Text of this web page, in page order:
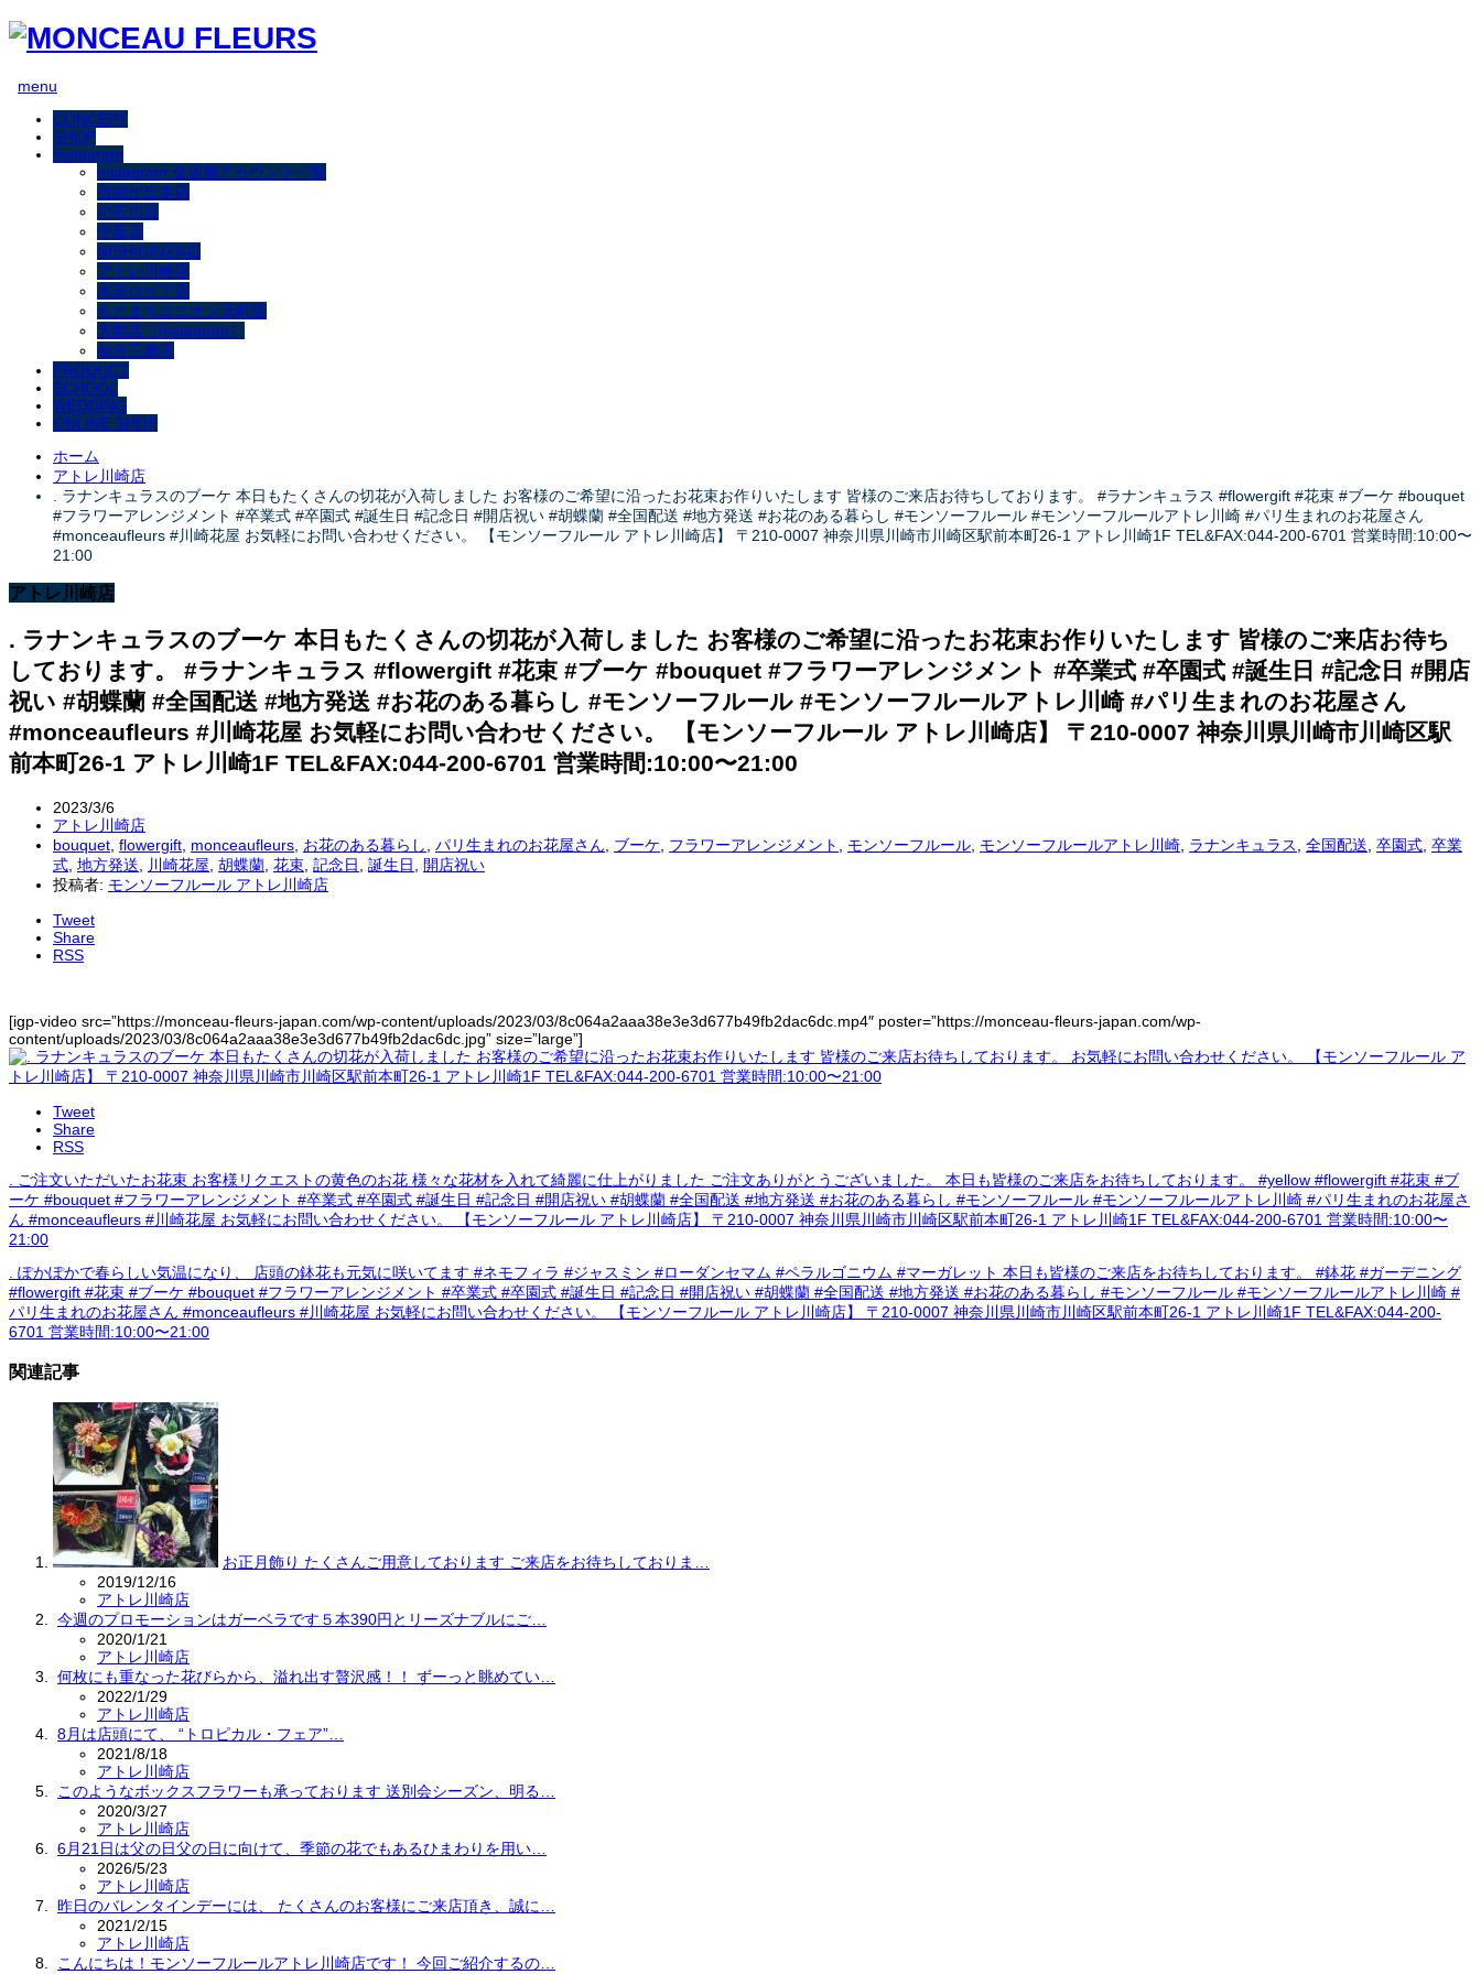
menu
CONCEPT
SHOP
Instagram
Instagram 全店舗アカウント一覧
自由が丘本店
小石川店
中延店
NISHIGINZA店
アトレ川崎店
水沢ロピア店
もとまちユニオン元町店
大船店（Instagram）
仙台三越店
PRODUCT
SCHOOL
WEDDING
ONLINE SHOP
ホーム
アトレ川崎店
. ラナンキュラスのブーケ 本日もたくさんの切花が入荷しました お客様のご希望に沿ったお花束お作りいたします 皆様のご来店お待ちしております。 #ラナンキュラス #flowergift #花束 #ブーケ #bouquet
#フラワーアレンジメント #卒業式 #卒園式 #誕生日 #記念日 #開店祝い #胡蝶蘭 #全国配送 #地方発送 #お花のある暮らし #モンソーフルール #モンソーフルールアトレ川崎 #パリ生まれのお花屋さん
#monceaufleurs #川崎花屋 お気軽にお問い合わせください。 【モンソーフルール アトレ川崎店】 〒210-0007 神奈川県川崎市川崎区駅前本町26-1 アトレ川崎1F TEL&FAX:044-200-6701 営業時間:10:00〜
21:00
アトレ川崎店
. ラナンキュラスのブーケ 本日もたくさんの切花が入荷しました お客様のご希望に沿ったお花束お作りいたします 皆様のご来店お待ち
しております。 #ラナンキュラス #flowergift #花束 #ブーケ #bouquet #フラワーアレンジメント #卒業式 #卒園式 #誕生日 #記念日 #開店
祝い #胡蝶蘭 #全国配送 #地方発送 #お花のある暮らし #モンソーフルール #モンソーフルールアトレ川崎 #パリ生まれのお花屋さん
#monceaufleurs #川崎花屋 お気軽にお問い合わせください。 【モンソーフルール アトレ川崎店】 〒210-0007 神奈川県川崎市川崎区駅
前本町26-1 アトレ川崎1F TEL&FAX:044-200-6701 営業時間:10:00〜21:00
2023/3/6
アトレ川崎店
bouquet flowergift monceaufleurs お花のある暮らし パリ生まれのお花屋さん ブーケ フラワーアレンジメント モンソーフルール モンソーフルールアトレ川崎 ラナンキュラス 全国配送 卒園式 卒業
式 地方発送 川崎花屋 胡蝶蘭 花束 記念日 誕生日
開店祝い
投稿者: モンソーフルール アトレ川崎店
Tweet
Share
RSS
[igp-video src=”https://monceau-fleurs-japan.com/wp-content/uploads/2023/03/8c064a2aaa38e3e3d677b49fb2dac6dc.mp4″ poster=”https://monceau-fleurs-japan.com/wp-
content/uploads/2023/03/8c064a2aaa38e3e3d677b49fb2dac6dc.jpg” size=”large”]
Tweet
Share
RSS
. ご注文いただいたお花束 お客様リクエストの黄色のお花 様々な花材を入れて綺麗に仕上がりました ご注文ありがとうございました。 本日も皆様のご来店をお待ちしております。 #yellow #flowergift #花束 #ブ
ーケ #bouquet #フラワーアレンジメント #卒業式 #卒園式 #誕生日 #記念日 #開店祝い #胡蝶蘭 #全国配送 #地方発送 #お花のある暮らし #モンソーフルール #モンソーフルールアトレ川崎 #パリ生まれのお花屋さ
ん #monceaufleurs #川崎花屋 お気軽にお問い合わせください。 【モンソーフルール アトレ川崎店】 〒210-0007 神奈川県川崎市川崎区駅前本町26-1 アトレ川崎1F TEL&FAX:044-200-6701 営業時間:10:00〜
21:00
. ぽかぽかで春らしい気温になり、 店頭の鉢花も元気に咲いてます #ネモフィラ #ジャスミン #ローダンセマム #ペラルゴニウム #マーガレット 本日も皆様のご来店をお待ちしております。 #鉢花 #ガーデニング
#flowergift #花束 #ブーケ #bouquet #フラワーアレンジメント #卒業式 #卒園式 #誕生日 #記念日 #開店祝い #胡蝶蘭 #全国配送 #地方発送 #お花のある暮らし #モンソーフルール #モンソーフルールアトレ川崎 #
パリ生まれのお花屋さん #monceaufleurs #川崎花屋 お気軽にお問い合わせください。 【モンソーフルール アトレ川崎店】 〒210-0007 神奈川県川崎市川崎区駅前本町26-1 アトレ川崎1F TEL&FAX:044-200-
6701 営業時間:10:00〜21:00
関連記事
お正月飾り たくさんご用意しております ご来店をお待ちしておりま…
2019/12/16
アトレ川崎店
今週のプロモーションはガーベラです５本390円とリーズナブルにご…
2020/1/21
アトレ川崎店
何枚にも重なった花びらから、溢れ出す贅沢感！！ ずーっと眺めてい…
2022/1/29
アトレ川崎店
8月は店頭にて、 “トロピカル・フェア”…
2021/8/18
アトレ川崎店
このようなボックスフラワーも承っております 送別会シーズン、明る…
2020/3/27
アトレ川崎店
6月21日は父の日父の日に向けて、季節の花でもあるひまわりを用い…
2026/5/23
アトレ川崎店
昨日のバレンタインデーには、 たくさんのお客様にご来店頂き、誠に…
2021/2/15
アトレ川崎店
こんにちは！モンソーフルールアトレ川崎店です！ 今回ご紹介するの…